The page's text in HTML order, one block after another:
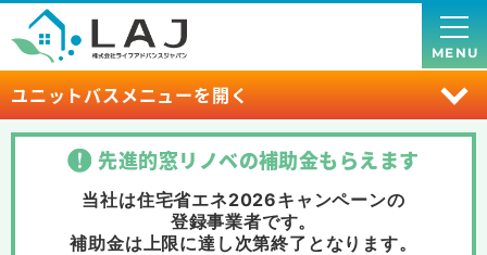
ユニットバスメニューを開く
MENU
先進的窓リノベの補助金もらえます
当社は住宅省エネ2026キャンペーンの
登録事業者です。
補助金は上限に達し次第終了 となります。